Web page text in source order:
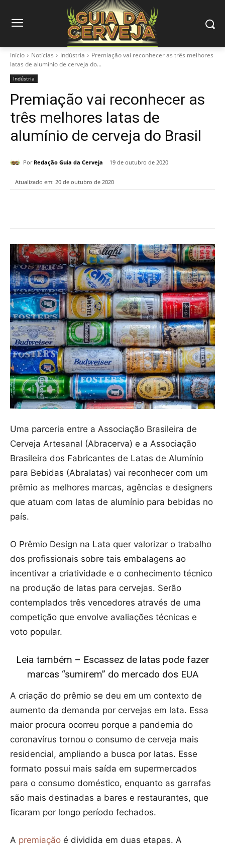
Início Notícias Indústria
Premiação vai reconhecer as três melhores
latas de alumínio de cerveja do...
Indústria
Premiação vai reconhecer as
três melhores latas de
alumínio de cerveja do Brasil
Por Redação Guia da Cerveja 19 de outubro de 2020
Atualizado em: 20 de outubro de 2020
Uma parceria entre a Associação Brasileira de
Cerveja Artesanal (Abracerva) e a Associação
Brasileira dos Fabricantes de Latas de Alumínio
para Bebidas (Abralatas) vai reconhecer com um
prêmio as melhores marcas, agências e designers
que atuam com latas de alumínio para bebidas no
país.
O Prêmio Design na Lata quer valorizar o trabalho
dos profissionais sobre tais embalagens ao
incentivar a criatividade e o conhecimento técnico
na produção de latas para cervejas. Serão
contemplados três vencedores através de uma
competição que envolve avaliações técnicas e
voto popular.
Leia também – Escassez de latas pode fazer
marcas “sumirem” do mercado dos EUA
A criação do prêmio se deu em um contexto de
aumento da demanda por cervejas em lata. Essa
maior procura ocorreu porque a pandemia do
coronavírus tornou o consumo de cerveja mais
residencial, ampliando a busca por latas. Esse
formato possui mais saída em supermercados
para o consumo doméstico, enquanto as garrafas
são mais destinadas a bares e restaurantes, que
ficaram por longo período fechados.
A premiação é dividida em duas etapas. A